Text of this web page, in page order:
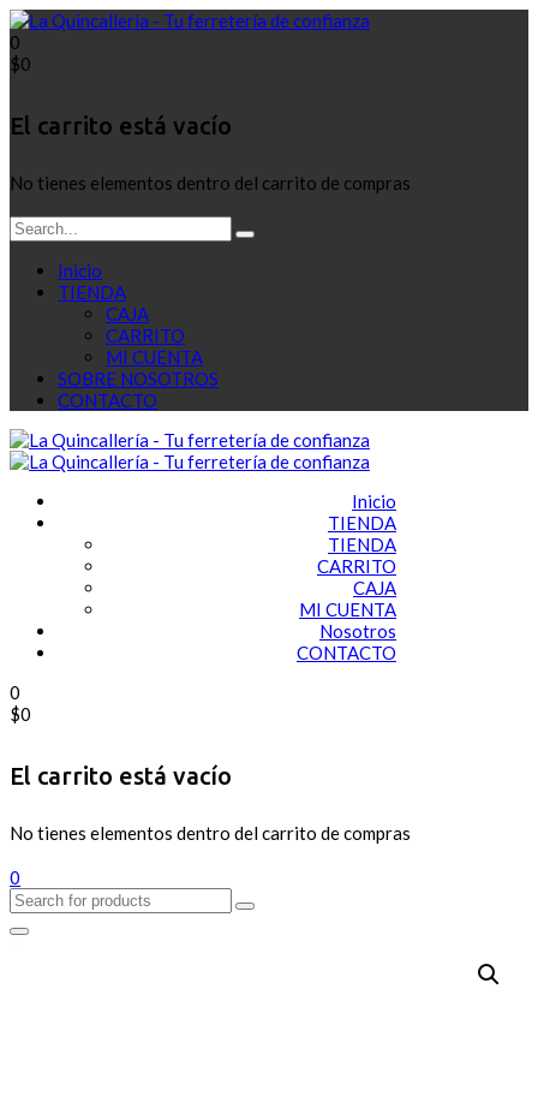
0
$0
El carrito está vacío
No tienes elementos dentro del carrito de compras
Inicio
TIENDA
CAJA
CARRITO
MI CUENTA
SOBRE NOSOTROS
CONTACTO
Inicio
TIENDA
TIENDA
CARRITO
CAJA
MI CUENTA
Nosotros
CONTACTO
0
$0
El carrito está vacío
No tienes elementos dentro del carrito de compras
0